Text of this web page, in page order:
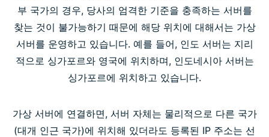
부 국가의 경우, 당사의 엄격한 기준을 충족하는 서버를
찾는 것이 불가능하기 때문에 해당 위치에 대해서는 가상
서버를 운영하고 있습니다. 예를 들어, 인도 서버는 지리
적으로 싱가포르와 영국에 위치하며, 인도네시아 서버는
싱가포르에 위치하고 있습니다.
가상 서버에 연결하면, 서버 자체는 물리적으로 다른 국가
(대개 인근 국가)에 위치해 있더라도 등록된 IP 주소는 선